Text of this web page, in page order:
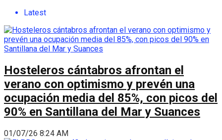
Latest
Hosteleros cántabros afrontan el
verano con optimismo y prevén una
ocupación media del 85%, con picos del
90% en Santillana del Mar y Suances
01/07/26 8:24 AM